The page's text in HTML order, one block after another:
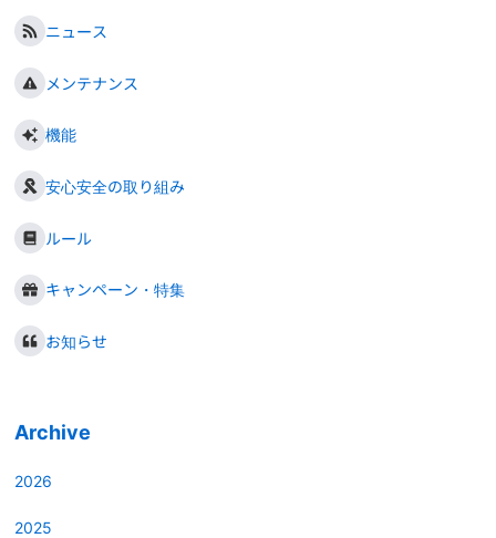
ニュース
メンテナンス
機能
安心安全の取り組み
ルール
キャンペーン・特集
お知らせ
Archive
2026
2025